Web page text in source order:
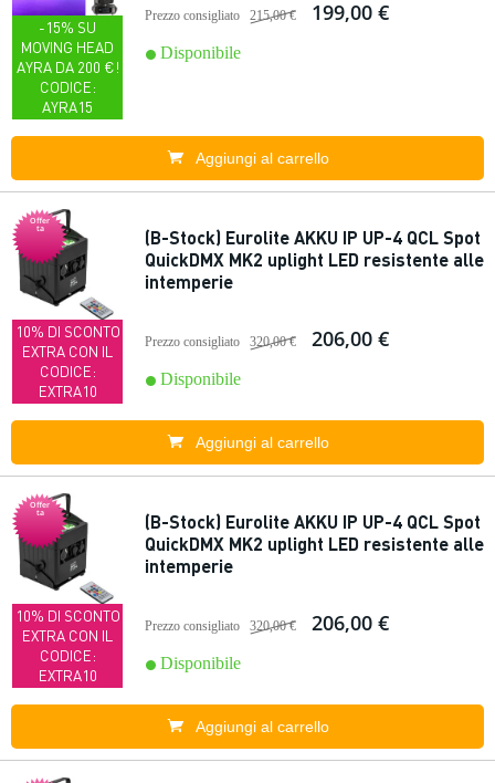
-15% SU
MOVING HEAD
AYRA DA 200 €!
CODICE:
AYRA15
Prezzo consigliato 215,00 € 199,00 €
Disponibile
Aggiungi al carrello
Offer
ta
10% DI SCONTO
EXTRA CON IL
CODICE:
EXTRA10
(B-Stock) Eurolite AKKU IP UP-4 QCL Spot
QuickDMX MK2 uplight LED resistente alle
intemperie
Prezzo consigliato 320,00 € 206,00 €
Disponibile
Aggiungi al carrello
Offer
ta
10% DI SCONTO
EXTRA CON IL
CODICE:
EXTRA10
(B-Stock) Eurolite AKKU IP UP-4 QCL Spot
QuickDMX MK2 uplight LED resistente alle
intemperie
Prezzo consigliato 320,00 € 206,00 €
Disponibile
Aggiungi al carrello